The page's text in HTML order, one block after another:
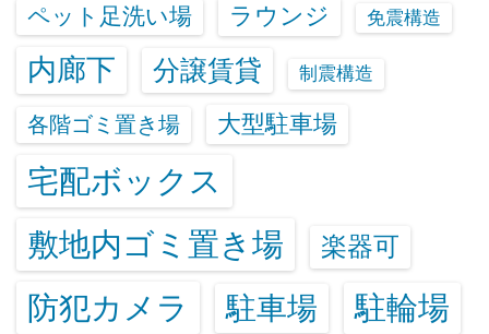
ペット足洗い場 ラウンジ 免震構造
内廊下 分譲賃貸 制震構造
各階ゴミ置き場 大型駐車場
宅配ボックス
敷地内ゴミ置き場
楽器可
防犯カメラ 駐車場 駐輪場